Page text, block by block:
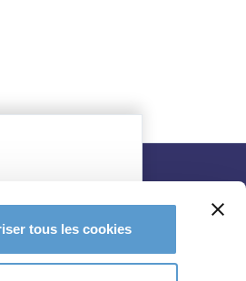
tous les cookies